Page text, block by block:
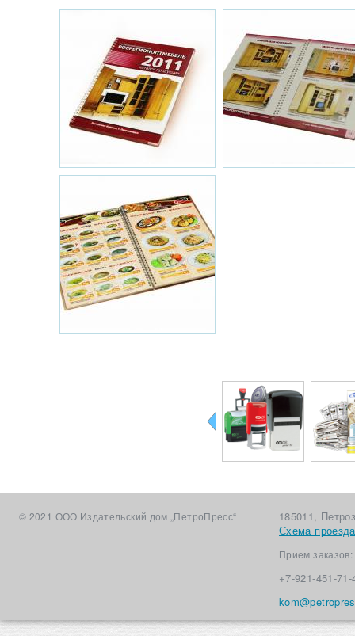
© 2021 ООО Издательский дом „ПетроПресс“
185011,
Схема проезда
Прием заказов:
+7-921-451-71-